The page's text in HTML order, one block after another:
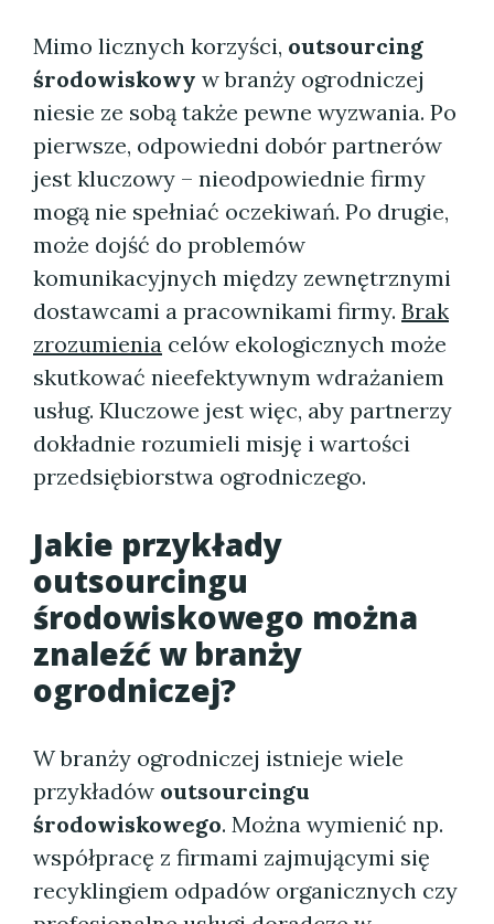
Mimo licznych korzyści, outsourcing
środowiskowy w branży ogrodniczej
niesie ze sobą także pewne wyzwania. Po
pierwsze, odpowiedni dobór partnerów
jest kluczowy – nieodpowiednie firmy
mogą nie spełniać oczekiwań. Po drugie,
może dojść do problemów
komunikacyjnych między zewnętrznymi
dostawcami a pracownikami firmy. Brak
zrozumienia celów ekologicznych może
skutkować nieefektywnym wdrażaniem
usług. Kluczowe jest więc, aby partnerzy
dokładnie rozumieli misję i wartości
przedsiębiorstwa ogrodniczego.
Jakie przykłady
outsourcingu
środowiskowego można
znaleźć w branży
ogrodniczej?
W branży ogrodniczej istnieje wiele
przykładów outsourcingu
środowiskowego. Można wymienić np.
współpracę z firmami zajmującymi się
recyklingiem odpadów organicznych czy